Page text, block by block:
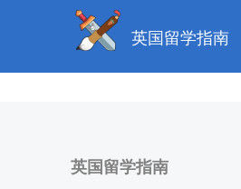
英国留学指南
英国留学指南